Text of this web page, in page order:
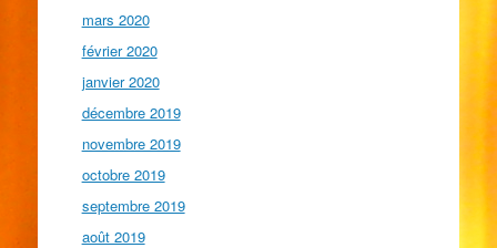
mars 2020
février 2020
janvier 2020
décembre 2019
novembre 2019
octobre 2019
septembre 2019
août 2019